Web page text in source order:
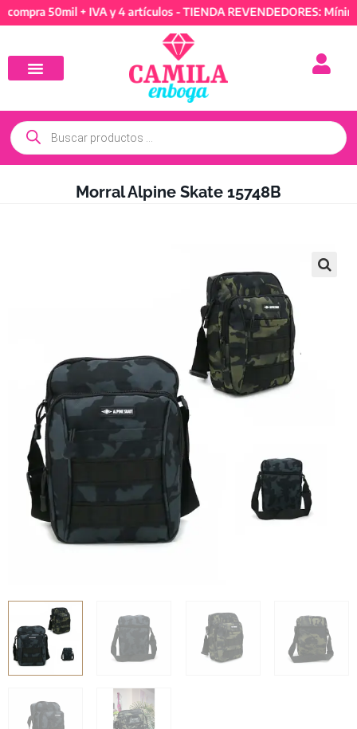
50mil + IVA y 4 artículos - TIENDA REVENDEDORES:
Morral Alpine Skate 15748B